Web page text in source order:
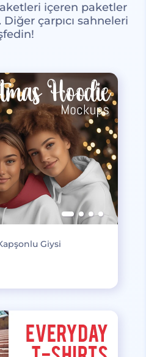
içeren paketler
Diğer çarpıcı sahneleri
Giysi